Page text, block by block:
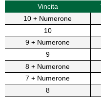
Vincita
10 + Numerone
10
9 + Numerone
9
8 + Numerone
7 + Numerone
8